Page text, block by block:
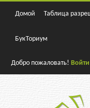
Домой Таблица
БукТориум
Добро пожаловать!Войти